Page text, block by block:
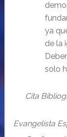
ya
de la
solo
Cita
Evangelista